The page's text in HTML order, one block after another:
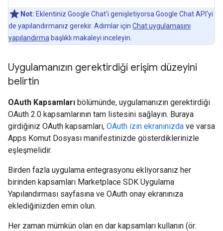
Not: Eklentiniz Google Chat'i genişletiyorsa Google Chat API'yi
de yapılandırmanız gerekir. Adımlar için Chat uygulamasını
yapılandırma başlıklı makaleyi inceleyin.
Uygulamanızın gerektirdiği erişim düzeyini
belirtin
OAuth Kapsamları bölümünde, uygulamanızın gerektirdiği
OAuth 2.0 kapsamlarının tam listesini sağlayın. Buraya
girdiğiniz OAuth kapsamları, OAuth izin ekranınızda ve varsa
Apps Komut Dosyası manifestinizde gösterdiklerinizle
eşleşmelidir.
Birden fazla uygulama entegrasyonu ekliyorsanız her
birinden kapsamları Marketplace SDK Uygulama
Yapılandırması sayfasına ve OAuth onay ekranınıza
eklediğinizden emin olun.
Her zaman mümkün olan en dar kapsamları kullanın (ör.